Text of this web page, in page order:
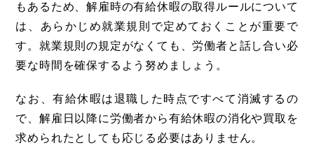
もあるため、解雇時の有給休暇の取得ルールについて
は、あらかじめ就業規則で定めておくことが重要で
す。就業規則の規定がなくても、労働者と話し合い必
要な時間を確保するよう努めましょう。
なお、有給休暇は退職した時点ですべて消滅するの
で、解雇日以降に労働者から有給休暇の消化や買取を
求められたとしても応じる必要はありません。